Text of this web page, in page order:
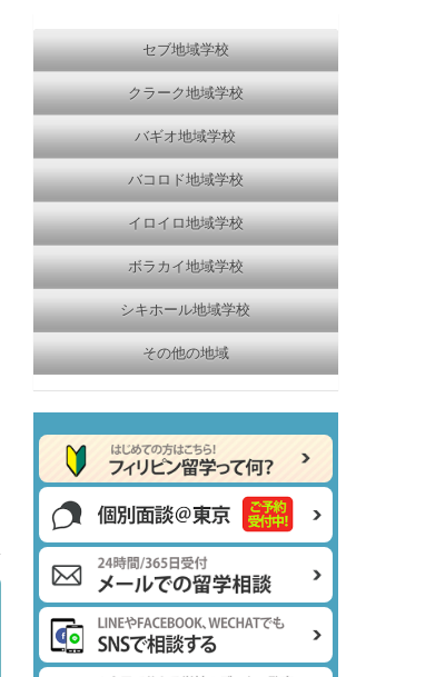
セブ地域学校
クラーク地域学校
バギオ地域学校
バコロド地域学校
イロイロ地域学校
ボラカイ地域学校
シキホール地域学校
その他の地域